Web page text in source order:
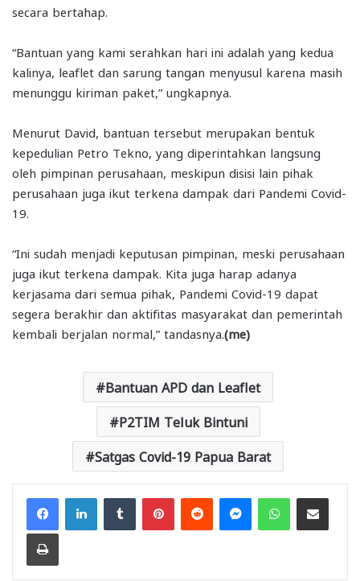
secara bertahap.
“Bantuan yang kami serahkan hari ini adalah yang kedua
kalinya, leaflet dan sarung tangan menyusul karena masih
menunggu kiriman paket,” ungkapnya.
Menurut David, bantuan tersebut merupakan bentuk
kepedulian Petro Tekno, yang diperintahkan langsung
oleh pimpinan perusahaan, meskipun disisi lain pihak
perusahaan juga ikut terkena dampak dari Pandemi Covid-
19.
“Ini sudah menjadi keputusan pimpinan, meski perusahaan
juga ikut terkena dampak. Kita juga harap adanya
kerjasama dari semua pihak, Pandemi Covid-19 dapat
segera berakhir dan aktifitas masyarakat dan pemerintah
kembali berjalan normal,” tandasnya. (me)
Bantuan APD dan Leaflet
P2TIM Teluk Bintuni
Satgas Covid-19 Papua Barat
FacebookLinkedInTumblr PinterestReddit MessengerWhatsAppShare via Email
Print